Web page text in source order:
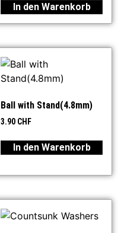
In den Warenkorb
Ball with Stand(4.8mm)
3.90 CHF
In den Warenkorb